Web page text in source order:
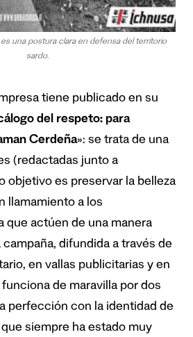
una postura clara en defensa del territorio
sardo.
tiene publicado en su
del respeto: para
Cerdeña»: se trata de una
(redactadas junto a
objetivo es preservar la belleza
llamamiento a los
que actúen de una manera
difundida a través de
en vallas publicitarias y en
de maravilla por dos
perfección con la identidad de
siempre ha estado muy